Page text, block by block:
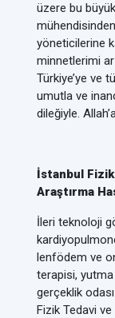
üzere bu
yöneticilerine
minnetlerimi
Türkiye’ye ve
umutla ve
dileğiyle.
İstanbul
Araştırma
İleri teknoloji
lenfödem ve
terapisi,
gerçeklik
Fizik Tedavi